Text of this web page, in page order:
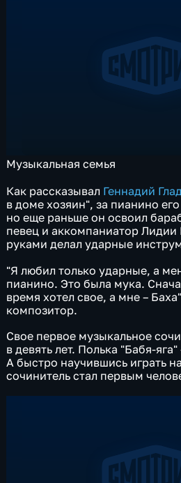
Музыкальная семья
Как рассказывал Геннадий
в доме хозяин", за пианино
но еще раньше он освоил
певец и аккомпаниатор
руками делал ударные
"Я любил только ударные, а
пианино. Это была мука.
время хотел свое, а мне –
композитор.
Свое первое музыкальное
в девять лет. Полька "Бабя-
А быстро научившись играть
сочинитель стал первым